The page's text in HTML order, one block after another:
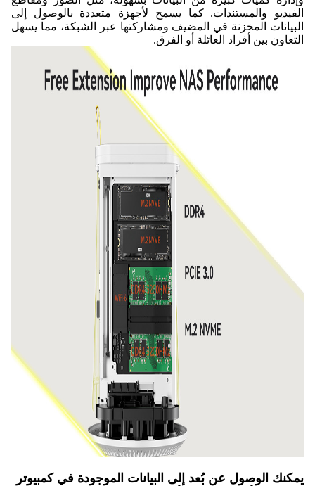
الفيديو والمستندات. كما يسمح لأجهزة متعددة بالوصول إلى
البيانات المخزنة في المضيف ومشاركتها عبر الشبكة، مما يسهل
التعاون بين أفراد العائلة أو الفرق.
يمكنك الوصول عن بُعد إلى البيانات الموجودة في كمبيوتر